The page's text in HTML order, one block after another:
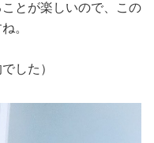
とが楽しいので、この
。
した）